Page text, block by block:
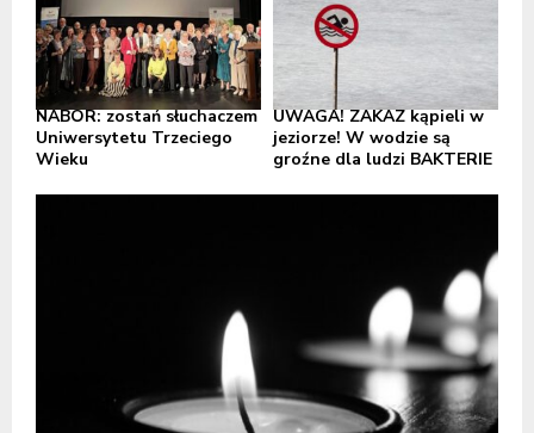
NABÓR: zostań słuchaczem
Uniwersytetu Trzeciego
Wieku
UWAGA! ZAKAZ kąpieli w
jeziorze! W wodzie są
groźne dla ludzi BAKTERIE